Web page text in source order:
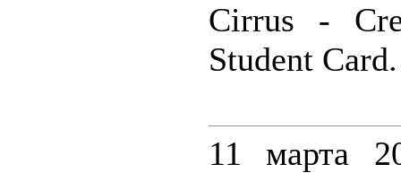
Cirrus -
Student Card.
11 марта